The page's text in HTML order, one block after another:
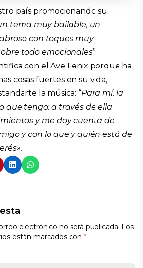
país promocionando su
tema muy bailable, un
con toques muy
todo emocionales”.
con el Ave Fenix porque ha
cosas fuertes en su vida,
la música: “Para mí, la
que tengo; a través de ella
y me doy cuenta de
y con lo que y quién está de
electrónico no será publicada. Los
están marcados con *